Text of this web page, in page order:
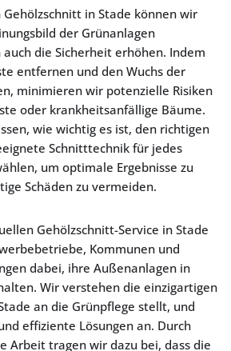
in Stade können wir
der Grünanlagen
die Sicherheit erhöhen. Indem
entfernen und den Wuchs der
minimieren wir potenzielle Risiken
oder krankheitsanfällige Bäume.
wie wichtig es ist, den richtigen
Schnitttechnik für jedes
um optimale Ergebnisse zu
Schäden zu vermeiden.
Gehölzschnitt-Service in Stade
Kommunen und
dabei, ihre Außenanlagen in
Wir verstehen die einzigartigen
an die Grünpflege stellt, und
effiziente Lösungen an. Durch
Arbeit tragen wir dazu bei, dass die